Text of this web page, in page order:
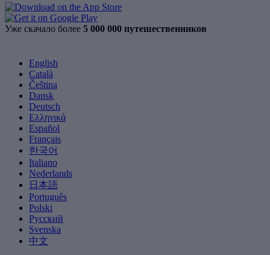
Уже скачало более 5 000 000 путешественников
English
Català
Čeština
Dansk
Deutsch
Ελληνικά
Español
Français
한국어
Italiano
Nederlands
日本語
Português
Polski
Русский
Svenska
中文